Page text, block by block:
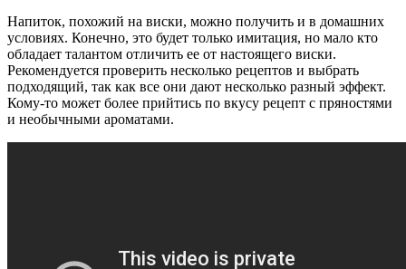
Напиток, похожий на виски, можно получить и в домашних
условиях. Конечно, это будет только имитация, но мало кто
обладает талантом отличить ее от настоящего виски.
Рекомендуется проверить несколько рецептов и выбрать
подходящий, так как все они дают несколько разный эффект.
Кому-то может более прийтись по вкусу рецепт с пряностями
и необычными ароматами.